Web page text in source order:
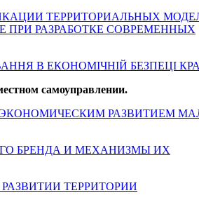
ТЕРРИТОРИАЛЬНЫХ
ПРИ РАЗРАБОТКЕ СОВРЕМЕННЫХ
В ЕКОНОМІЧНІЙ БЕЗПЕЦІ
самоуправлении.
ЭКОНОМИЧЕСКИМ РАЗВИТИЕМ
БРЕНДА И МЕХАНИЗМЫ ИХ
ТЕРРИТОРИИ